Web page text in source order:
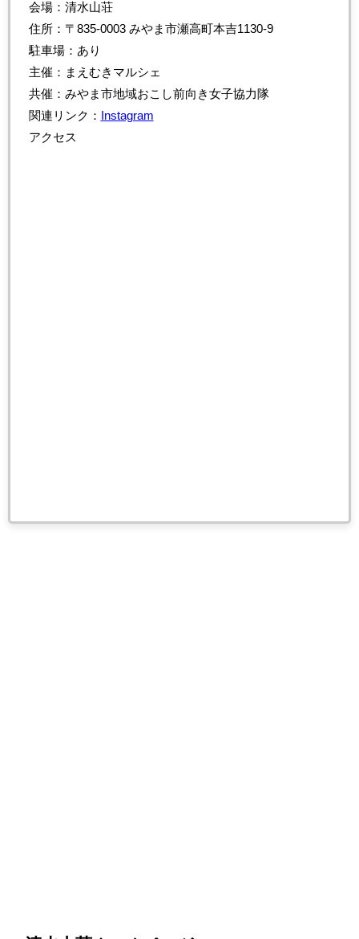
会場：清水山荘
住所：〒835-0003 みやま市瀬高町本吉1130-9
駐車場：あり
主催：まえむきマルシェ
共催：みやま市地域おこし前向き女子協力隊
関連リンク：
Instagram
アクセス